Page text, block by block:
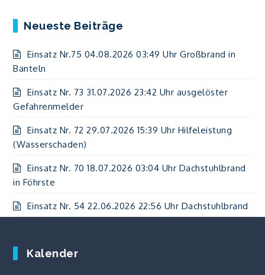
Neueste Beiträge
Einsatz Nr.75 04.08.2026 03:49 Uhr Großbrand in
Banteln
Einsatz Nr. 73 31.07.2026 23:42 Uhr ausgelöster
Gefahrenmelder
Einsatz Nr. 72 29.07.2026 15:39 Uhr Hilfeleistung
(Wasserschaden)
Einsatz Nr. 70 18.07.2026 03:04 Uhr Dachstuhlbrand
in Föhrste
Einsatz Nr. 54 22.06.2026 22:56 Uhr Dachstuhlbrand
Kalender